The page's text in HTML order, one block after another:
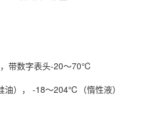
带数字表头-20～70℃
）， -18～204℃（惰性液）